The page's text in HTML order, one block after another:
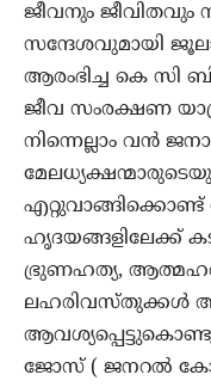
ജീവനും ജീവിതവും
സന്ദേശവുമായി
ആരംഭിച്ച കെ സി
ജീവ സംരക്ഷണ
നിന്നെല്ലാം വൻ
ഹൃദയങ്ങളിലേക്ക്
ഭ്രുണഹത്യ,
ലഹരിവസ്തുക്കൾ
ജോസ് ( ജനറൽ കോ